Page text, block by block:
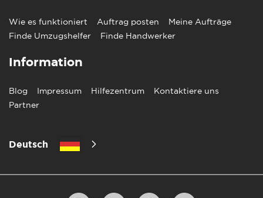
Wie es funktioniert Auftrag posten
Meine Aufträge
Finde Umzugshelfer
Finde Handwerker
Information
Blog Impressum Hilfezentrum
Kontaktiere uns
Partner
Deutsch